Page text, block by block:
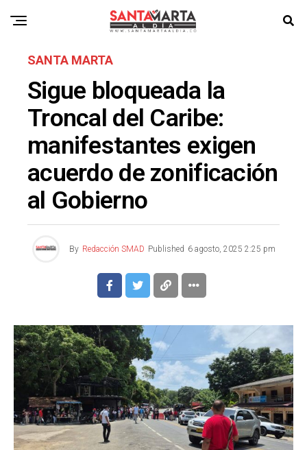
SANTA MARTA
Sigue bloqueada la
Troncal del Caribe:
manifestantes exigen
acuerdo de zonificación
al Gobierno
By Redacción SMAD Published 6 agosto, 2025 2:25 pm